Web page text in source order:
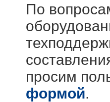
По
просим
формой.